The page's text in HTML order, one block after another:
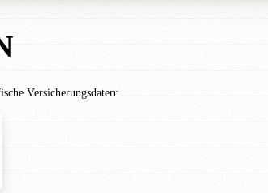
Versicherungsdaten: